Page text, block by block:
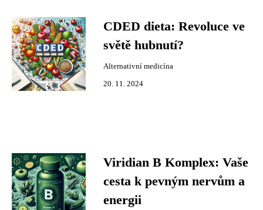
CDED dieta: Revoluce ve
světě hubnutí?
Alternativní medicína
20. 11. 2024
Viridian B Komplex: Vaše
cesta k pevným nervům a
energii